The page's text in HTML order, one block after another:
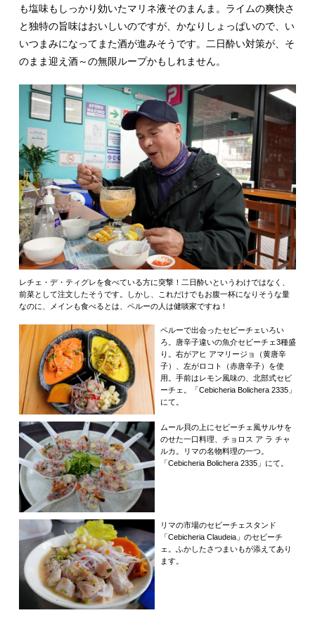
も塩味もしっかり効いたマリネ液そのまんま。ライムの爽快さ
と独特の旨味はおいしいのですが、かなりしょっぱいので、い
いつまみになってまた酒が進みそうです。二日酔い対策が、そ
のまま迎え酒～の無限ループかもしれません。
レチェ・デ・ティグレを食べている方に突撃！二日酔いというわけではなく、
前菜として注文したそうです。しかし、これだけでもお腹一杯になりそうな量
なのに、メインも食べるとは、ペルーの人は健啖家ですね！
ペルーで出会ったセビーチェいろい
ろ。唐辛子違いの魚介セビーチェ3種盛
り。右がアヒ アマリージョ（黄唐辛
子）、左がロコト（赤唐辛子）を使
用。手前はレモン風味の、北部式セビ
ーチェ。「Cebicheria Bolichera 2335」
にて。
ムール貝の上にセビーチェ風サルサを
のせた一口料理、チョロス ア ラ チャ
ルカ。リマの名物料理の一つ。
「Cebicheria Bolichera 2335」にて。
リマの市場のセビーチェスタンド
「Cebicheria Claudeia」のセビーチ
ェ。ふかしたさつまいもが添えてあり
ます。